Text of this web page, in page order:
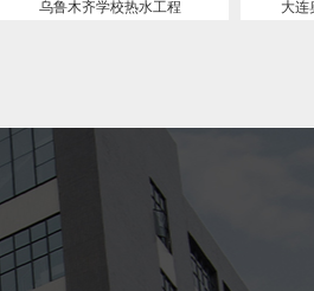
大连奥特马工业有限公司